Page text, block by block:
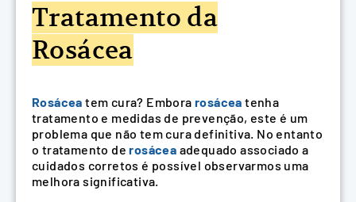
Tratamento da
Rosácea
Rosácea tem cura? Emborarosácea tenha
tratamento e medidas de prevenção, este é um
problema que não tem cura definitiva. No entanto
o tratamento derosácea adequado associado a
cuidados corretos é possível observarmos uma
melhora significativa.